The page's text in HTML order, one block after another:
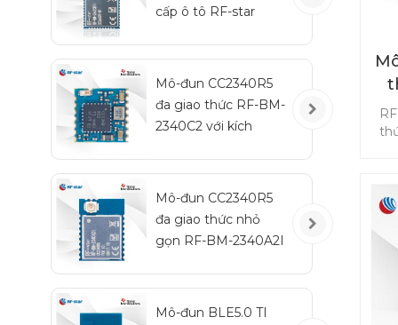
cấp ô tô RF-star
Mô-đun CC2340R5
đa giao thức RF-BM-
2340C2 với kích
Mô-đun CC2340R5
đa giao thức nhỏ
gọn RF-BM-2340A2I
Mô-đun BLE5.0 TI